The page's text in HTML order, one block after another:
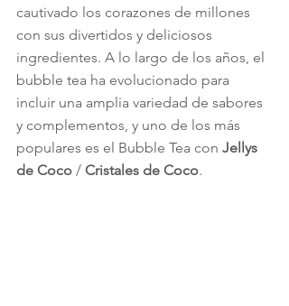
cautivado los corazones de millones
con sus divertidos y deliciosos
ingredientes. A lo largo de los años, el
bubble tea ha evolucionado para
incluir una amplia variedad de sabores
y complementos, y uno de los más
populares es el Bubble Tea con Jellys
de Coco / Cristales de Coco.